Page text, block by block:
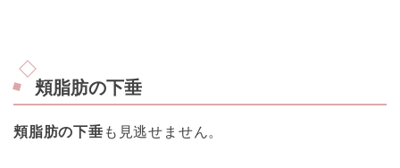
頬脂肪の下垂
頬脂肪の下垂 も見逃せません。